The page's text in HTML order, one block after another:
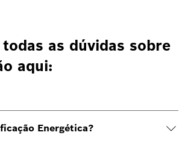
as dúvidas sobre
aqui:
Energética?